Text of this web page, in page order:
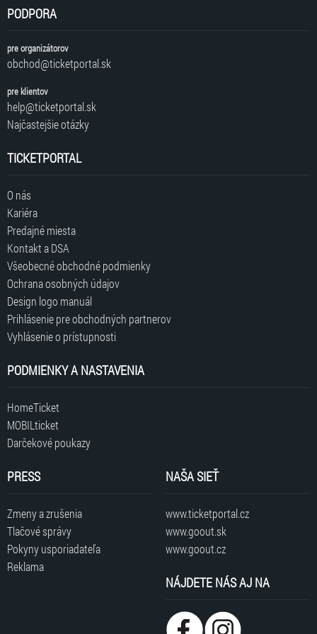
PODPORA
pre organizátorov
obchod@ticketportal.sk
pre klientov
help@ticketportal.sk
Najčastejšie otázky
TICKETPORTAL
O nás
Kariéra
Predajné miesta
Kontakt a DSA
Všeobecné obchodné podmienky
Ochrana osobných údajov
Design logo manuál
Prihlásenie pre obchodných partnerov
Vyhlásenie o prístupnosti
PODMIENKY A NASTAVENIA
HomeTicket
MOBILticket
Darčekové poukazy
PRESS
Zmeny a zrušenia
Tlačové správy
Pokyny usporiadateľa
Reklama
NAŠA SIEŤ
www.ticketportal.cz
www.goout.sk
www.goout.cz
NÁJDETE NÁS AJ NA